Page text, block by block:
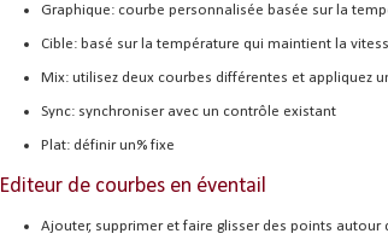
Graphique: courbe personnalisée basée sur la
Cible: basé sur la température qui maintient la
Mix: utilisez deux courbes différentes et appliquez
Sync: synchroniser avec un contrôle existant
Plat: définir un% fixe
Editeur de courbes en éventail
Ajouter, supprimer et faire glisser des points autour